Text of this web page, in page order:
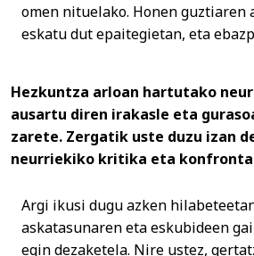
omen nituelako. Honen guztiaren
eskatu dut epaitegietan, eta
Hezkuntza arloan hartutako
ausartu diren irakasle eta
zarete. Zergatik uste duzu izan
neurriekiko kritika eta
Argi ikusi dugu azken
askatasunaren eta eskubideen
egin dezaketela. Nire ustez,